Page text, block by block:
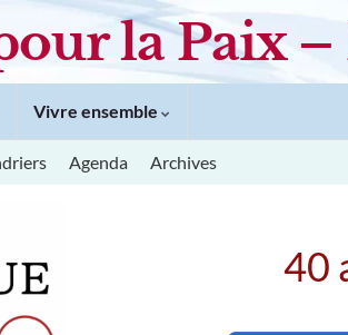
la Paix –
Vivre ensemble
Agenda Archives
40